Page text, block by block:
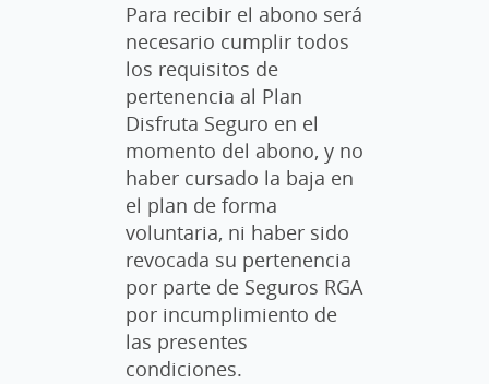
Para recibir el abono será
necesario cumplir todos
los requisitos de
pertenencia al Plan
Disfruta Seguro en el
momento del abono, y no
haber cursado la baja en
el plan de forma
voluntaria, ni haber sido
revocada su pertenencia
por parte de Seguros RGA
por incumplimiento de
las presentes
condiciones.